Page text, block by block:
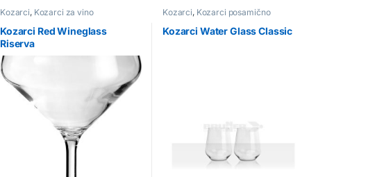
Kozarci, Kozarci za vino
Kozarci Red Wineglass
Riserva
Kozarci, Kozarci posamično
Kozarci Water Glass Classic